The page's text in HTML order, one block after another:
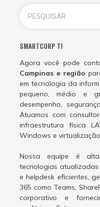
SMARTCORP TI
Agora você pode
Campinas e região
em tecnologia da
pequeno, médio e
desempenho,
Atuamos com
infraestrutura física
Windows e
Nossa equipe é
tecnologias
e helpdesk eficientes,
365 como Teams,
corporativo e